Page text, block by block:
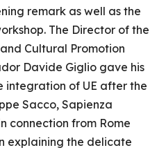
remark as well as the
The Director of the
Cultural Promotion
Davide Giglio gave his
integration of UE after the
Sacco, Sapienza
connection from Rome
explaining the delicate